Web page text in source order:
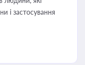
і застосування